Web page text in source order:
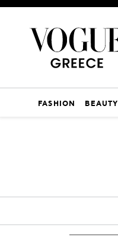
FASHION BEAUTY